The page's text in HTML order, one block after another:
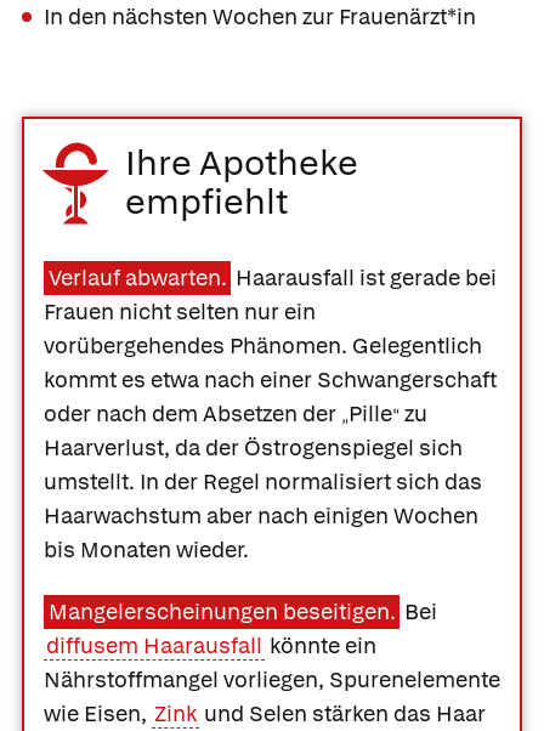
In den nächsten Wochen zur Frauenärzt*in
Ihre Apotheke
empfiehlt
Verlauf abwarten. Haarausfall ist gerade bei
Frauen nicht selten nur ein
vorübergehendes Phänomen. Gelegentlich
kommt es etwa nach einer Schwangerschaft
oder nach dem Absetzen der „Pille“ zu
Haarverlust, da der Östrogenspiegel sich
umstellt. In der Regel normalisiert sich das
Haarwachstum aber nach einigen Wochen
bis Monaten wieder.
Mangelerscheinungen beseitigen. Bei
diffusem Haarausfall könnte ein
Nährstoffmangel vorliegen, Spurenelemente
wie Eisen, Zink und Selen stärken das Haar